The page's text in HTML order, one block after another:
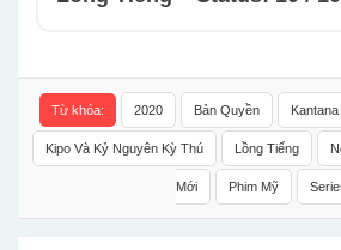
Từ khóa: 2020 Bản Quyền
Kipo Và Kỷ Nguyên Kỳ Thú Lồng Tiếng
Mới Phim Mỹ